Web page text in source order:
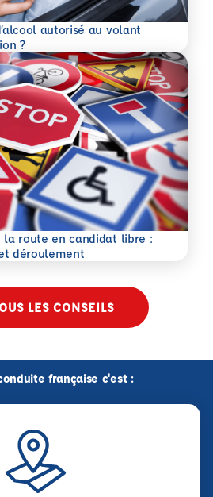
autorisé au volant
?
la route en candidat libre :
déroulement
LES CONSEILS
française c'est :